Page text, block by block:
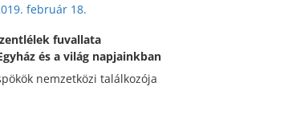
február 18.
fuvallata
és a világ napjainkban
nemzetközi találkozója